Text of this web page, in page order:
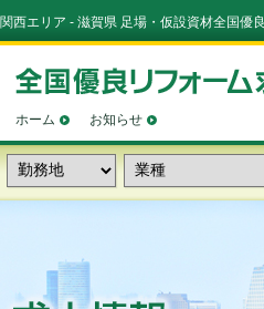
関西エリア - 滋賀県 足場・仮設資材全国優
ホーム お知らせ